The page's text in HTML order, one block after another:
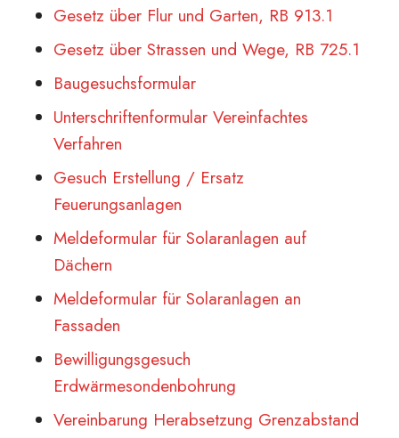
Gesetz über Flur und Garten, RB 913.1
Gesetz über Strassen und Wege, RB 725.1
Baugesuchsformular
Unterschriftenformular Vereinfachtes
Verfahren
Gesuch Erstellung / Ersatz
Feuerungsanlagen
Meldeformular für Solaranlagen auf
Dächern
Meldeformular für Solaranlagen an
Fassaden
Bewilligungsgesuch
Erdwärmesondenbohrung
Vereinbarung Herabsetzung Grenzabstand